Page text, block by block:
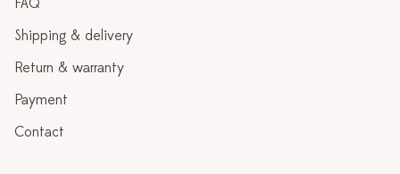
FAQ
Shipping & delivery
Return & warranty
Payment
Contact